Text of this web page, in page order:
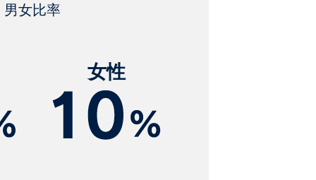
男女比率
女性